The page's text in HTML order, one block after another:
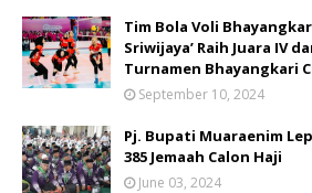
Tim Bola Voli
Sriwijaya’ Raih Juara IV
Turnamen Bhayangkari
September 10, 2024
Pj. Bupati Muaraenim
385 Jemaah Calon Haji
June 03, 2024